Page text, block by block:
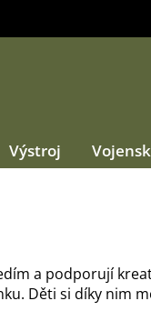
Výstroj
a podporují
Děti si díky nim